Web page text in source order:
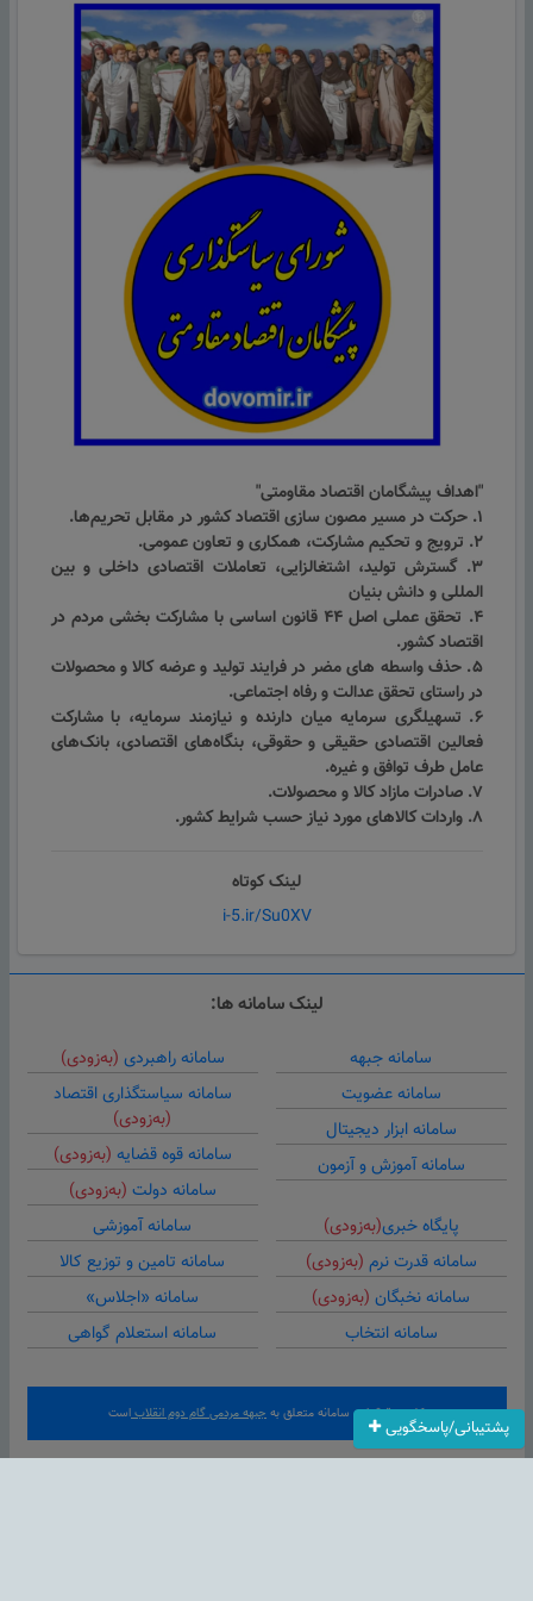
"اهداف پیشگامان اقتصاد مقاومتی"
۱. حرکت در مسیر مصون سازی اقتصاد کشور در مقابل تحریم‌ها.
۲. ترویج و تحکیم مشارکت، همکاری و تعاون عمومی.
۳. گسترش تولید، اشتغالزایی، تعاملات اقتصادی داخلی و بین
المللی و دانش بنیان
۴. تحقق عملی اصل ۴۴ قانون اساسی با مشارکت بخشی مردم در
اقتصاد کشور.
۵. حذف واسطه های مضر در فرایند تولید و عرضه کالا و محصولات
در راستای تحقق عدالت و رفاه اجتماعی.
۶. تسهیلگری سرمایه میان دارنده و نیازمند سرمایه، با مشارکت
فعالین اقتصادی حقیقی و حقوقی، بنگاه‌های اقتصادی، بانک‌های
عامل طرف توافق و غیره.
۷. صادرات مازاد کالا و محصولات.
۸. واردات کالاهای مورد نیاز حسب شرایط کشور.
لینک کوتاه
i-5.ir/Su0XV
پشتیبانی/پاسخگویی
لینک سامانه ها:
سامانه جبهه
سامانه عضویت
سامانه ابزار دیجیتال
سامانه آموزش و آزمون
سامانه راهبردی (به‌زودی)
سامانه سیاستگذاری اقتصاد
(به‌زودی)
سامانه قوه قضایه (به‌زودی)
سامانه دولت (به‌زودی)
پایگاه خبری(به‌زودی)
سامانه قدرت نرم (به‌زودی)
سامانه نخبگان (به‌زودی)
سامانه انتخاب
سامانه آموزشی
سامانه تامین و توزیع کالا
سامانه «اجلاس»
سامانه استعلام گواهی
کلیه حقوق این سامانه متعلق به جبهه مردمی گام دوم انقلاباست